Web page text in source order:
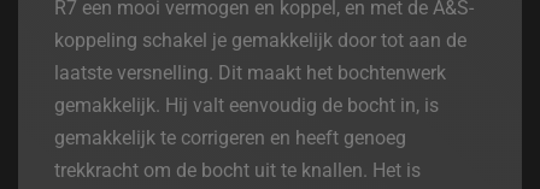
R7 een mooi vermogen en koppel, en met de A&S-
koppeling schakel je gemakkelijk door tot aan de
laatste versnelling. Dit maakt het bochtenwerk
gemakkelijk. Hij valt eenvoudig de bocht in, is
gemakkelijk te corrigeren en heeft genoeg
trekkracht om de bocht uit te knallen. Het is